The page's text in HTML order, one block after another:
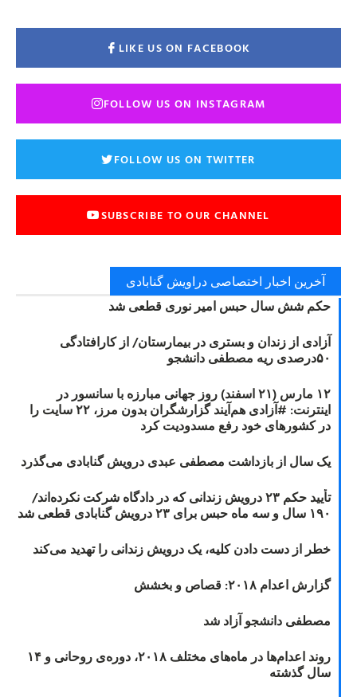
LIKE US ON FACEBOOK
FOLLOW US ON INSTAGRAM
FOLLOW US ON TWITTER
SUBSCRIBE TO OUR CHANNEL
آخرین اخبار اختصاصی دراویش گنابادی
حکم شش سال حبس امیر نوری قطعی شد
آزادی از زندان و بستری در بیمارستان/ از کارافتادگی
۵۰درصدی ریه مصطفی دانشجو
۱۲ مارس (۲۱ اسفند) روز جهانی مبارزه با سانسور در
اینترنت: #آزادی هم‌آیند گزارشگران‌ بدون مرز، ۲۲ سایت را
در کشورهای خود رفع مسدودیت کرد
یک سال از بازداشت مصطفی عبدی درویش گنابادی می‌گذرد
تأیید حکم ۲۳ درویش زندانی که در دادگاه شرکت نکرده‌اند/
۱۹۰ سال و سه ماه حبس برای ۲۳ درویش گنابادی قطعی شد
خطر از دست دادن کلیه، یک درویش زندانی را تهدید می‌کند
گزارش اعدام ۲۰۱۸: قصاص و بخشش
مصطفی دانشجو آزاد شد
روند اعدام‌ها در ماه‌های مختلف ۲۰۱۸، دوره‌ی روحانی و ۱۴
سال گذشته